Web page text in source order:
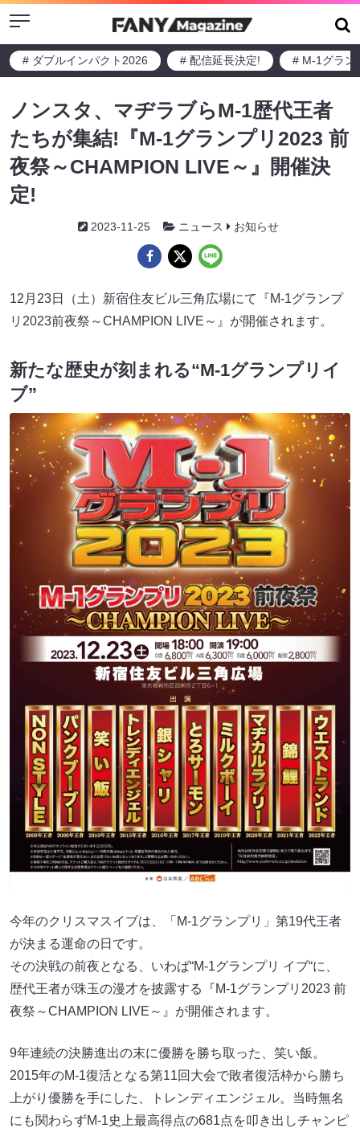
Menu
# ダブルインパクト2026 # 配信延長決定! # M-1グラン
ノンスタ、マヂラブらM-1歴代王者
たちが集結!『M-1グランプリ2023 前
夜祭～CHAMPION LIVE～』開催決
定!
2023-11-25 ニュース お知らせ
12月23日（土）新宿住友ビル三角広場にて『M-1グランプ
リ2023前夜祭～CHAMPION LIVE～』が開催されます。
新たな歴史が刻まれる“M-1グランプリイ
ブ”
今年のクリスマスイブは、「M-1グランプリ」第19代王者
が決まる運命の日です。
その決戦の前夜となる、いわば“M-1グランプリ イブ“に、
歴代王者が珠玉の漫才を披露する『M-1グランプリ2023 前
夜祭～CHAMPION LIVE～』が開催されます。
9年連続の決勝進出の末に優勝を勝ち取った、笑い飯。
2015年のM-1復活となる第11回大会で敗者復活枠から勝ち
上がり優勝を手にした、トレンディエンジェル。当時無名
にも関わらずM-1史上最高得点の681点を叩き出しチャンピ